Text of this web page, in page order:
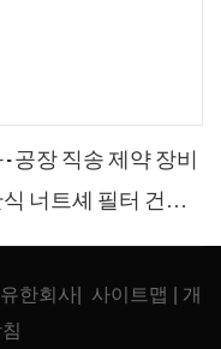
- 공장 직송 제약 장비
너트셰 필터 건조
공 건조기 교반식 너
터 건조기
한회사 사이트맵
개